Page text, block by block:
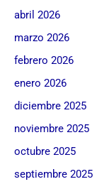
abril 2026
marzo 2026
febrero 2026
enero 2026
diciembre 2025
noviembre 2025
octubre 2025
septiembre 2025